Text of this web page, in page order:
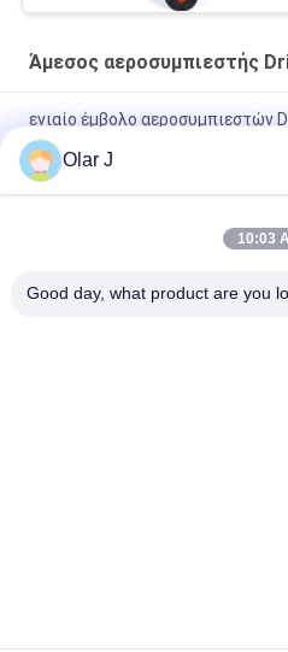
Άμεσος αεροσυμπιεστής
ενιαίο έμβολο αεροσυμπιεστών
λίτρο
24 ηλεκτρικός 2800Rpm
αεροσυμπιεστών Drive
Olar J
10:03
Good day, what product are you